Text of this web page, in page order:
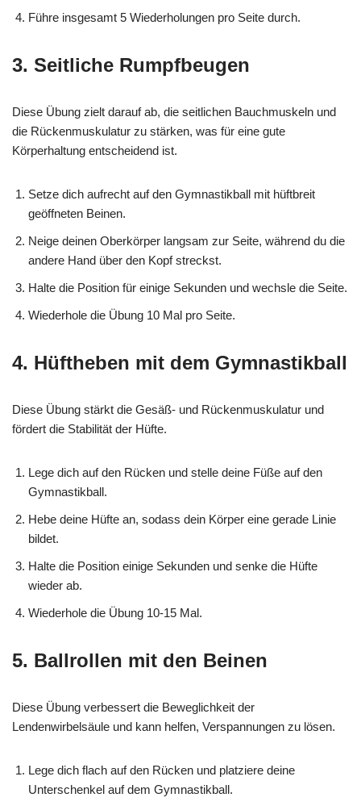
Führe insgesamt 5 Wiederholungen pro Seite durch.
3. Seitliche Rumpfbeugen
Diese Übung zielt darauf ab, die seitlichen Bauchmuskeln und
die Rückenmuskulatur zu stärken, was für eine gute
Körperhaltung entscheidend ist.
Setze dich aufrecht auf den Gymnastikball mit hüftbreit
geöffneten Beinen.
Neige deinen Oberkörper langsam zur Seite, während du die
andere Hand über den Kopf streckst.
Halte die Position für einige Sekunden und wechsle die Seite.
Wiederhole die Übung 10 Mal pro Seite.
4. Hüftheben mit dem Gymnastikball
Diese Übung stärkt die Gesäß- und Rückenmuskulatur und
fördert die Stabilität der Hüfte.
Lege dich auf den Rücken und stelle deine Füße auf den
Gymnastikball.
Hebe deine Hüfte an, sodass dein Körper eine gerade Linie
bildet.
Halte die Position einige Sekunden und senke die Hüfte
wieder ab.
Wiederhole die Übung 10-15 Mal.
5. Ballrollen mit den Beinen
Diese Übung verbessert die Beweglichkeit der
Lendenwirbelsäule und kann helfen, Verspannungen zu lösen.
Lege dich flach auf den Rücken und platziere deine
Unterschenkel auf dem Gymnastikball.